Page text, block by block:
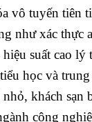
vô tuyến tiên
như xác thực
suất cao lý
học và
khách sạn
công